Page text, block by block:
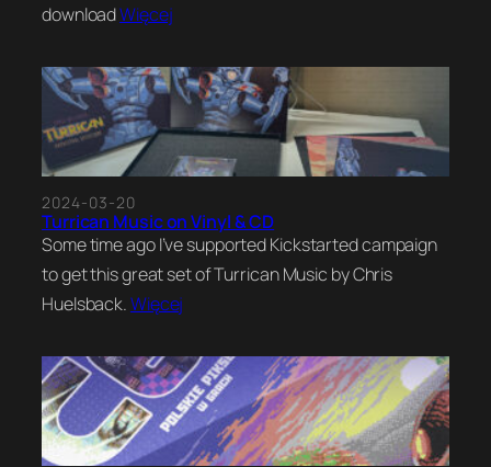
downloadWięcej
2024-03-20
Turrican Music on Vinyl & CD
Some time ago I’ve supported Kickstarted campaign
to get this great set of Turrican Music by Chris
Huelsback.Więcej